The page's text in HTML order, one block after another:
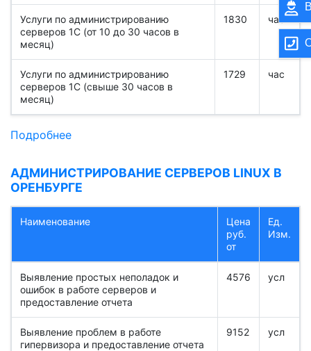
Услуги по администрированию
серверов 1С (от 10 до 30 часов в
месяц)
1830 час
Услуги по администрированию
серверов 1С (свыше 30 часов в
месяц)
1729 час
Подробнее
АДМИНИСТРИРОВАНИЕ СЕРВЕРОВ LINUX В
ОРЕНБУРГЕ
Наименование
Цена
руб.
от
Ед.
Изм.
Выявление простых неполадок и
ошибок в работе серверов и
предоставление отчета
4576 усл
Выявление проблем в работе
гипервизора и предоставление отчета
9152 усл